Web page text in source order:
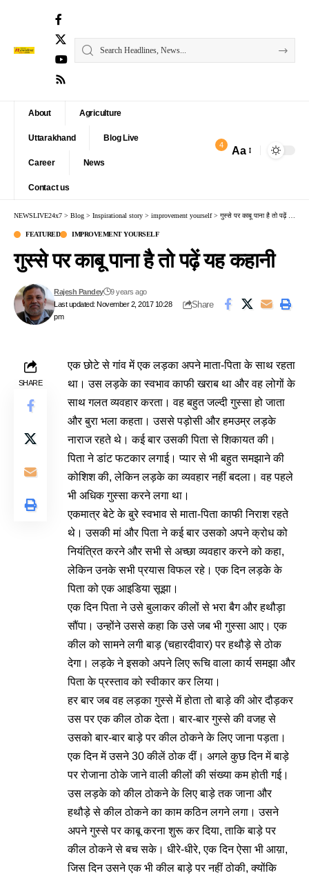
About Agriculture
Uttarakhand Blog Live
Career News
Contact us
4 Aa
NEWSLIVE24x7 > Blog > Inspirational story > improvement yourself> गुस्से पर काबू पाना है तो पढ़ें यह कहानी
FEATURED IMPROVEMENT YOURSELF
गुस्से पर काबू पाना है तो पढ़ें यह कहानी
Last updated: November 2, 2017 10:28
pm
Rajesh Pandey 9 years ago
Share
SHARE
एक छोटे से गांव में एक लड़का अपने माता-पिता के साथ रहता
था। उस लड़के का स्वभाव काफी खराब था और वह लोगों के
साथ गलत व्यवहार करता। वह बहुत जल्दी गुस्सा हो जाता
और बुरा भला कहता। उससे पड़ोसी और हमउम्र लड़के
नाराज रहते थे। कई बार उसकी पिता से शिकायत की।
पिता ने डांट फटकार लगाई। प्यार से भी बहुत समझाने की
कोशिश की, लेकिन लड़के का व्यवहार नहीं बदला। वह पहले
भी अधिक गुस्सा करने लगा था।
एकमात्र बेटे के बुरे स्वभाव से माता-पिता काफी निराश रहते
थे। उसकी मां और पिता ने कई बार उसको अपने क्रोध को
नियंत्रित करने और सभी से अच्छा व्यवहार करने को कहा,
लेकिन उनके सभी प्रयास विफल रहे। एक दिन लड़के के
पिता को एक आइडिया सूझा।
एक दिन पिता ने उसे बुलाकर कीलों से भरा बैग और हथौड़ा
सौंपा। उन्होंने उससे कहा कि उसे जब भी गुस्सा आए। एक
कील को सामने लगी बाड़ (चहारदीवार) पर हथौड़े से ठोक
देगा। लड़के ने इसको अपने लिए रूचि वाला कार्य समझा और
पिता के प्रस्ताव को स्वीकार कर लिया।
हर बार जब वह लड़का गुस्से में होता तो बाड़े की ओर दौड़कर
उस पर एक कील ठोक देता। बार-बार गुस्से की वजह से
उसको बार-बार बाड़े पर कील ठोकने के लिए जाना पड़ता।
एक दिन में उसने 30 कीलें ठोक दीं। अगले कुछ दिन में बाड़े
पर रोजाना ठोके जाने वाली कीलों की संख्या कम होती गई।
उस लड़के को कील ठोकने के लिए बाड़े तक जाना और
हथौड़े से कील ठोकने का काम कठिन लगने लगा। उसने
अपने गुस्से पर काबू करना शुरू कर दिया, ताकि बाड़े पर
कील ठोकने से बच सके। धीरे-धीरे, एक दिन ऐसा भी आय़ा,
जिस दिन उसने एक भी कील बाड़े पर नहीं ठोकी, क्योंकि